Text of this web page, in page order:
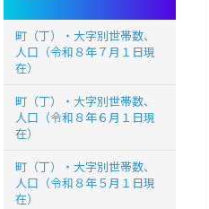
町（丁）・大字別世帯数、
人口（令和８年７月１日現
在）
町（丁）・大字別世帯数、
人口（令和８年６月１日現
在）
町（丁）・大字別世帯数、
人口（令和８年５月１日現
在）